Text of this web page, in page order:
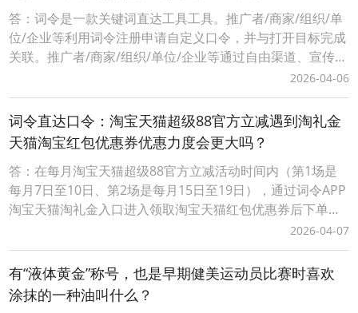
答：词令是一款关键词直达工具工具。推广者/商家/组织/单
位/企业等利用词令注册申请自定义口令，并与打开目标完成
关联。推广者/商家/组织/单位/企业等通过自由渠道、宣传推
广、分享传播等方式将生成词令推广口令让用户记住、使用
打开目标落地页面，实现快捷直达、便捷操作的目的，有利
用用户快速进入推广口令关联的目标页面。词令直达口令如
何使用进入口令直达目标？1、当您是一名「
2026-04-06
词令直达口令：淘宝天猫超级88官方立减遇到淘礼金
天猫淘宝红包优惠券优惠力度会更大吗？
答：在每月淘宝天猫超级88官方立减活动时间内（第1场是
每月7日至10日、第2场是每月15日至19日），通过词令APP
淘宝天猫淘礼金入口进入领取淘宝天猫红包优惠券后下单可
叠加淘宝天猫超级88官方立减活动优惠力度会更大让淘宝天
猫购物更划算；词令直达口令：淘宝天猫超级88官方立减遇
到淘礼金天猫淘宝红包优惠券优惠力度会更大吗？1、打开「
词令 」APP，输入口令“ 80
2026-04-07
有“液体黄金”称号，也是早期健美运动员比赛时喜欢
涂抹的一种油叫什么？